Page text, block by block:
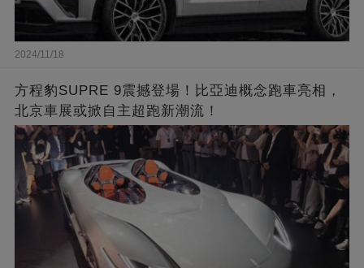
2024/11/18
方程豹SUPRE 9震撼登場！比亞迪概念跑車亮相，
北京車展或掀自主超跑新潮流！